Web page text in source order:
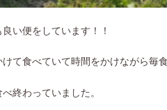
い便をしています！！
て食べていて時間をかけながら毎
終わっていました。